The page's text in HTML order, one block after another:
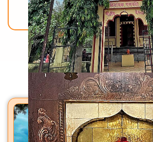
Back To Home
मंदिरे